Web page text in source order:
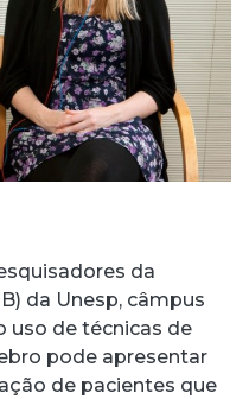
da
da Unesp, câmpus
uso de técnicas de
pode apresentar
de pacientes que